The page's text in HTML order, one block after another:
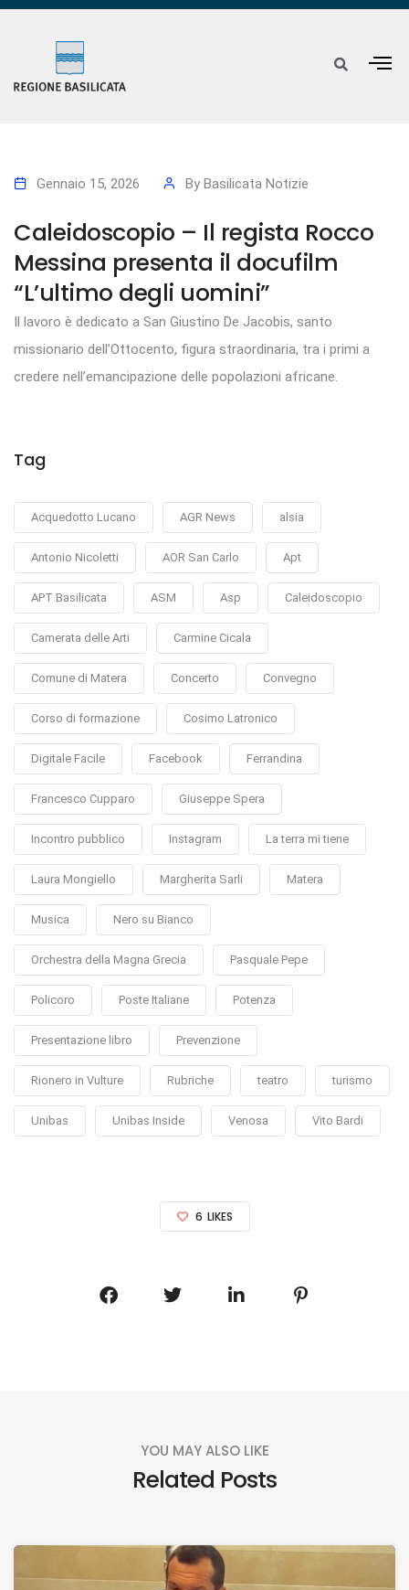
Gennaio 15, 2026 By Basilicata Notizie
Caleidoscopio – Il regista Rocco
Messina presenta il docufilm
“L’ultimo degli uomini”
Il lavoro è dedicato a San Giustino De Jacobis, santo
missionario dell’Ottocento, figura straordinaria, tra i primi a
credere nell’emancipazione delle popolazioni africane.
Tag
Acquedotto Lucano AGR News alsia
Antonio Nicoletti AOR San Carlo Apt
APT Basilicata ASM Asp Caleidoscopio
Camerata delle Arti Carmine Cicala
Comune di Matera Concerto Convegno
Corso di formazione Cosimo Latronico
Digitale Facile Facebook Ferrandina
Francesco Cupparo Giuseppe Spera
Incontro pubblico Instagram La terra mi tiene
Laura Mongiello Margherita Sarli Matera
Musica Nero su Bianco
Orchestra della Magna Grecia Pasquale Pepe
Policoro Poste Italiane Potenza
Presentazione libro Prevenzione
Rionero in Vulture Rubriche teatro turismo
Unibas Unibas Inside Venosa Vito Bardi
6 LIKES
YOU MAY ALSO LIKE
Related Posts